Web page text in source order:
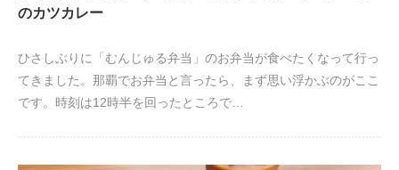
のカツカレー
ひさしぶりに「むんじゅる弁当」のお弁当が食べたくなって行っ
てきました。那覇でお弁当と言ったら、まず思い浮かぶのがここ
です。時刻は12時半を回ったところで…